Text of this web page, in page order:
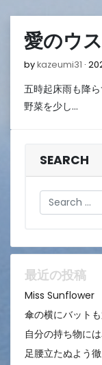
愛のウ
bykazeumi31
五時起床雨も降
野菜を少し…
SEARCH
Search
最近の投稿
Miss Sunflower
傘の横にバット
自分の持ち物に
足腰立たぬよう